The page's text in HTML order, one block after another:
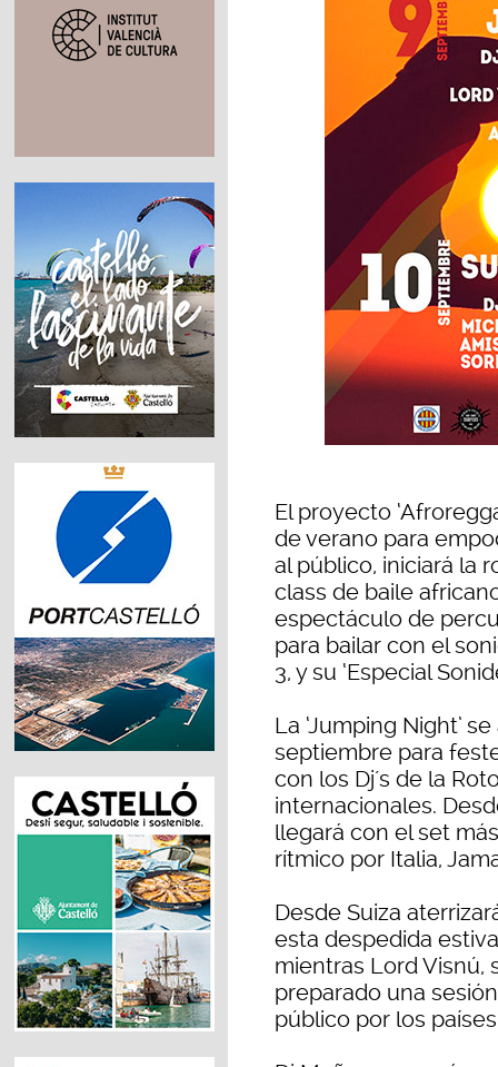
El proyecto
de verano para
al público, iniciará la
class de baile
espectáculo de
para bailar con el
3, y su ‘Especial
La ‘Jumping Night’
septiembre para
con los Dj´s de la
internacionales.
llegará con el set
rítmico por Italia,
Desde Suiza
esta despedida
mientras Lord Visnú,
preparado una
público por los